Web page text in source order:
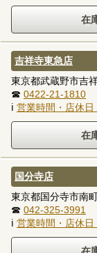
吉祥寺東急店
東京都武蔵野市吉
☎ 0422-21-1810
ℹ 営業時間・店休
国分寺店
東京都国分寺市南
☎ 042-325-3991
ℹ 営業時間・店休